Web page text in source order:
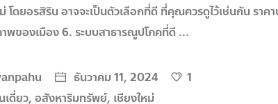
โดยอรสิริน อาจจะเป็นตัวเลือกที่ดี ที่คุณควรดูไว้เช่นกัน รา
พของเมือง 6. ระบบสาธารณูปโภคที่ดี
ธันวาคม 11, 2024
1
เดี่ยว, อสังหาริมทรัพย์, เชียงใหม่